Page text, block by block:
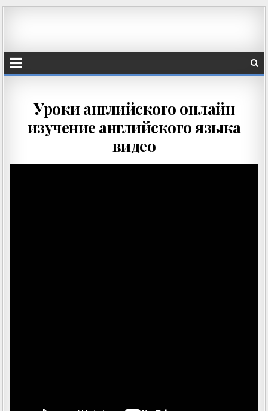
Уроки английского онлайн
изучение английского языка
видео